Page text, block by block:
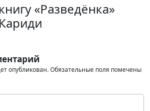
«Разведёнка»
опубликован.Обязательные поля помечены